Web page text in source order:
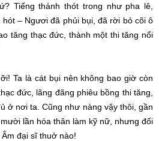
Tiếng thánh thót trong như pha lê
– Ngươi đã phủi bụi, đã rời bỏ cõi ô
tăng thạc đức , thành một thi tăng nổi
Ta là cát bụi nên không bao giờ còn
đức , lãng đãng phiêu bồng thi tăng
ở nơi ta. Cũng như nàng vậy thôi, gần
lần hóa thân làm kỹ nữ, nhưng đối
đại sĩthuở nào!